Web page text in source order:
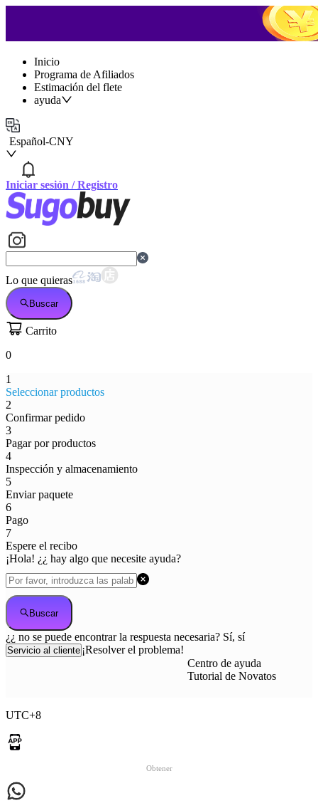
Inicio
Programa de Afiliados
Estimación del flete
ayuda
Español-CNY
Iniciar sesión /Registro
Lo que quieras
Buscar
Carrito
0
1
Seleccionar productos
2
Confirmar pedido
3
Pagar por productos
4
Inspección y almacenamiento
5
Enviar paquete
6
Pago
7
Espere el recibo
¡Hola! ¿¿ hay algo que necesite ayuda?
Buscar
¿¿ no se puede encontrar la respuesta necesaria? Sí, sí
Servicio al cliente ¡Resolver el problema!
Centro de ayuda
Tutorial de Novatos
UTC+8
Obtener